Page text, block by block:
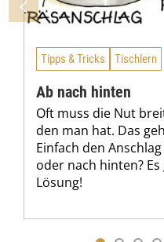
Tipps & Tricks Tischlern
Ab nach hinten
Oft muss die Nut
den man hat. Das
Einfach den
oder nach hinten?
Lösung!